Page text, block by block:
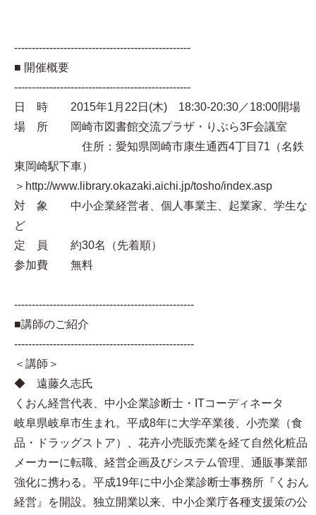
--------------------------------------------------
■ 開催概要
--------------------------------------------------
日 時 2015年1月22日(木) 18:30-20:30／18:00開場
場 所 岡崎市図書館交流プラザ・りぶら3F会議室
住所：愛知県岡崎市康生通西4丁目71（名鉄
東岡崎駅下車）
＞http://www.library.okazaki.aichi.jp/tosho/index.asp
対 象 中小企業経営者、個人事業主、起業家、学生な
ど
定 員 約30名（先着順）
参加費 無料
---------------------------------------------------
■講師のご紹介
---------------------------------------------------
＜講師＞
◆ 遠藤久志氏
くおん経営代表、中小企業診断士・ITコーディネータ
岐阜県岐阜市生まれ。平成8年に大学卒業後、小売業（食
品・ドラッグストア）、花卉小売販売業を経て自然化粧品
メーカーに転職、経営企画及びシステム管理、通販事業部
強化に携わる。平成19年に中小企業診断士事務所『くおん
経営』を開設。独立開業以来、中小企業庁各種支援策の公